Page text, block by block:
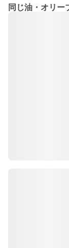
同じ油・オリー